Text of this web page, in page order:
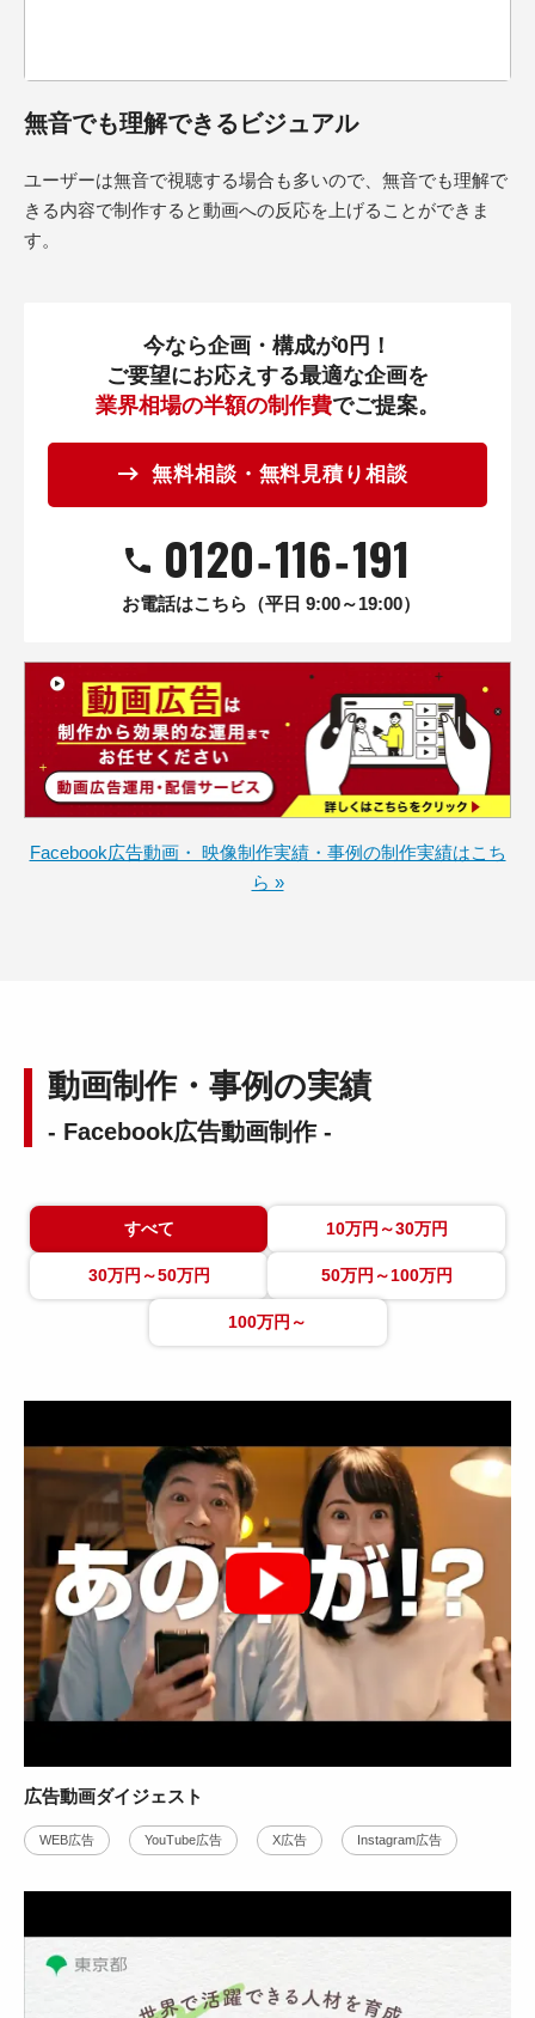
無音でも理解できるビジュアル
ユーザーは無音で視聴する場合も多いので、無音でも理解で
きる内容で制作すると動画への反応を上げることができま
す。
今なら企画・構成が0円！
ご要望にお応えする最適な企画を
業界相場の半額の制作費でご提案。
無料相談・無料見積り相談
0120‐116‐191
お電話はこちら（平日 9:00～19:00）
Facebook広告動画・ 映像制作実績・事例の制作実績はこち
ら »
動画制作・事例の実績
- Facebook広告動画制作 -
すべて 10万円～30万円
30万円～50万円 50万円～100万円
100万円～
広告動画ダイジェスト
WEB広告 YouTube広告 X広告 Instagram広告
ヨシリツ株式会社様
知育ブロック紹介動画広告事例
10万円～30万円
商品・製品紹介 WEB広告 CG・アニメ
東京都政策企画局計画調整部計画調整課様
戦略PR動画・ラインアニメーション事例
30万円～50万円
WEB広告 CG・アニメ YouTube広告 Instagram広告
動画の制作背景をみる
K PROJECT様
中古車売買フリマアプリ映像制作事例
50万円～100万円
サービス紹介 WEB広告 テレビCM YouTube広告
動画の制作背景をみる
株式会社エス・ビルドシステム様
積算システムサービス紹介３DCG
100万円～
サービス紹介 WEB広告 100万円以上 CG・アニメ